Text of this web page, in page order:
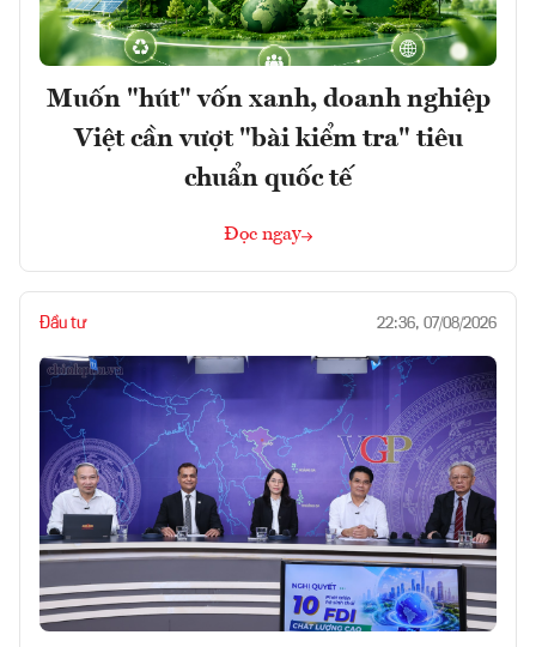
Muốn "hút" vốn xanh, doanh nghiệp
Việt cần vượt "bài kiểm tra" tiêu
chuẩn quốc tế
Đọc ngay
Đầu tư 22:36, 07/08/2026